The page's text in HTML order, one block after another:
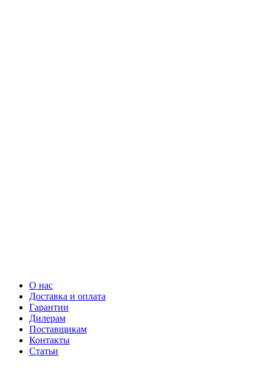
О нас
Доставка и оплата
Гарантии
Дилерам
Поставщикам
Контакты
Статьи